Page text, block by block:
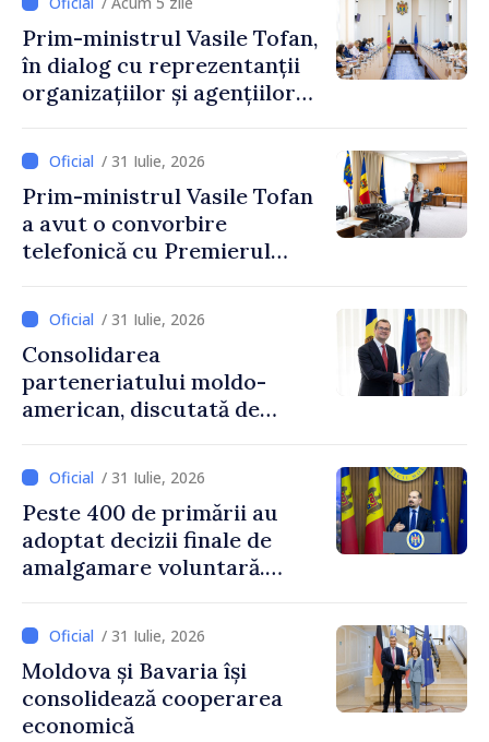
Prim-ministrul Vasile Tofan,
în dialog cu reprezentanții
organizațiilor și agențiilor
Moldova
/ 31 Iulie, 2026
Prim-ministrul Vasile Tofan
a avut o convorbire
telefonică cu Premierul
/ 31 Iulie, 2026
Consolidarea
parteneriatului moldo-
american, discutată de
și însărcinatul cu afaceri al
SUA, Nick Pietrowicz
/ 31 Iulie, 2026
Peste 400 de primării au
adoptat decizii finale de
amalgamare voluntară.
Guvernului, Alexei Buzu:
„85,5% dintre primării au
inițiat procesul. Le
mulțumim aleșilor locali
pentru că au pus pe primul
/ 31 Iulie, 2026
Moldova și Bavaria își
consolidează cooperarea
economică